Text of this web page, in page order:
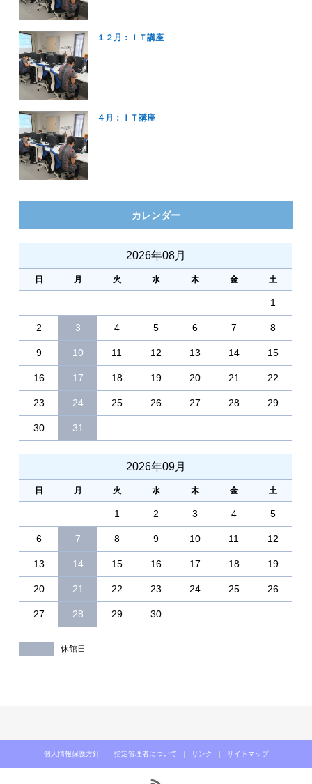
１２月：ＩＴ講座
４月：ＩＴ講座
カレンダー
2026年08月
日 月 火 水 木 金 土
1
2 3 4 5 6 7 8
9 10 11 12 13 14 15
16 17 18 19 20 21 22
23 24 25 26 27 28 29
30 31
2026年09月
日 月 火 水 木 金 土
1 2 3 4 5
6 7 8 9 10 11 12
13 14 15 16 17 18 19
20 21 22 23 24 25 26
27 28 29 30
休館日
個人情報保護方針 指定管理者について リンク サイトマップ